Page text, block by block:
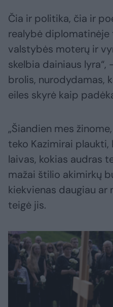
Čia ir politika, čia ir
realybė diplomatinėje
valstybės moterų ir
skelbia dainiaus
brolis, nurodydamas,
eiles skyrė kaip
„Šiandien mes
teko Kazimirai
laivas, kokias audras
mažai štilio akimirkų
kiekvienas daugiau ar
teigė jis.